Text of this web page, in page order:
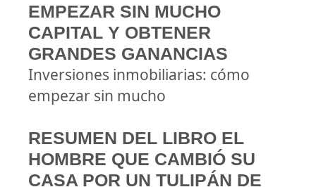
EMPEZAR SIN MUCHO
CAPITAL Y OBTENER
GRANDES GANANCIAS
Inversiones inmobiliarias: cómo
empezar sin mucho
RESUMEN DEL LIBRO EL
HOMBRE QUE CAMBIÓ SU
CASA POR UN TULIPÁN DE